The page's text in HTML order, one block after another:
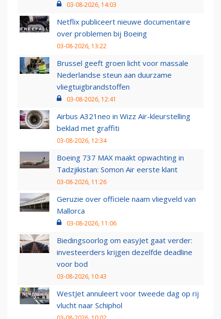
03-08-2026, 14:03
Netflix publiceert nieuwe documentaire
over problemen bij Boeing
03-08-2026, 13:22
Brussel geeft groen licht voor massale
Nederlandse steun aan duurzame
vliegtuigbrandstoffen
03-08-2026, 12:41
Airbus A321neo in Wizz Air-kleurstelling
beklad met graffiti
03-08-2026, 12:34
Boeing 737 MAX maakt opwachting in
Tadzjikistan: Somon Air eerste klant
03-08-2026, 11:26
Geruzie over officiële naam vliegveld van
Mallorca
03-08-2026, 11:06
Biedingsoorlog om easyJet gaat verder:
investeerders krijgen dezelfde deadline
voor bod
03-08-2026, 10:43
WestJet annuleert voor tweede dag op rij
vlucht naar Schiphol